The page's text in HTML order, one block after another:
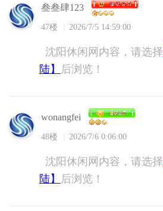
叁叁肆123
47楼 2026/7/5 14:59:00
沈阳休闲网内容，请选择
陆】
后浏览！
wonangfei
48楼 2026/7/6 0:06:00
沈阳休闲网内容，请选择
陆】
后浏览！